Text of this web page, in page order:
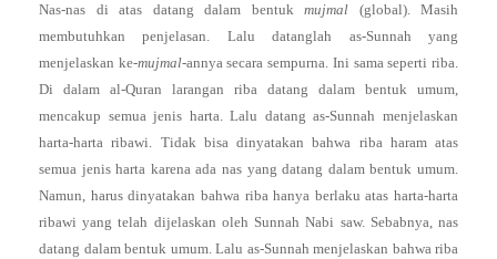
Nas-nas di atas datang dalam bentuk mujmal (global). Masih
membutuhkan penjelasan. Lalu datanglah as-Sunnah yang
menjelaskan ke-mujmal-annya secara sempurna. Ini sama seperti riba.
Di dalam al-Quran larangan riba datang dalam bentuk umum,
mencakup semua jenis harta. Lalu datang as-Sunnah menjelaskan
harta-harta ribawi. Tidak bisa dinyatakan bahwa riba haram atas
semua jenis harta karena ada nas yang datang dalam bentuk umum.
Namun, harus dinyatakan bahwa riba hanya berlaku atas harta-harta
ribawi yang telah dijelaskan oleh Sunnah Nabi saw. Sebabnya, nas
datang dalam bentuk umum. Lalu as-Sunnah menjelaskan bahwa riba